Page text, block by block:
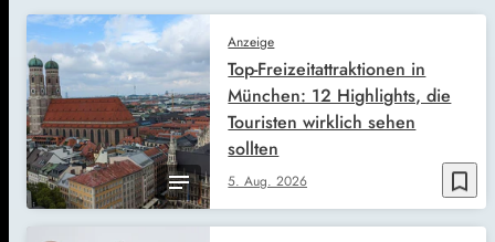
bookmark_border
Anzeige
5. Aug. 2026
Top-Freizeitattraktionen in
München: 12 Highlights, die
Touristen wirklich sehen
sollten